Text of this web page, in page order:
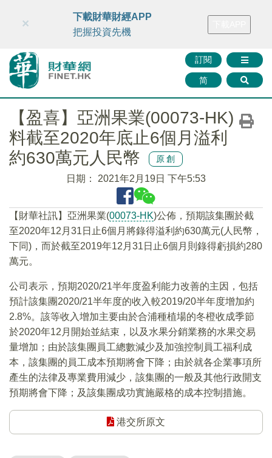
財華智庫網 FINTV FINMETA 財華證券 媒體矩陣
訂閱
简
×
下載財華財經APP
把握投資先機
【盈喜】亞洲果業(00073-HK)
料截至2020年底止6個月溢利
約630萬元人民幣
原創
日期： 2021年2月19日 下午5:53
【財華社訊】亞洲果業(00073-HK)公佈，預期該集團於截
至2020年12月31日止6個月將錄得溢利約630萬元(人民幣，
下同)，而於截至2019年12月31日止6個月則錄得虧損約280
萬元。
公司表示，預期2020/21半年度盈利能力改善的主因，包括
預計該集團2020/21半年度的收入較2019/20半年度增加約
2.8%。該等收入增加主要由於合浦種植場的冬橙收成季節
於2020年12月開始並結束，以及水果分銷業務的水果交易
量增加；由於該集團員工總數減少及加強控制員工福利成
本，該集團的員工成本預期將會下降；由於就各企業事項所
產生的法律及專業費用減少，該集團的一般及其他行政開支
預期將會下降；及該集團成功實施嚴格的成本控制措施。
港交所原文